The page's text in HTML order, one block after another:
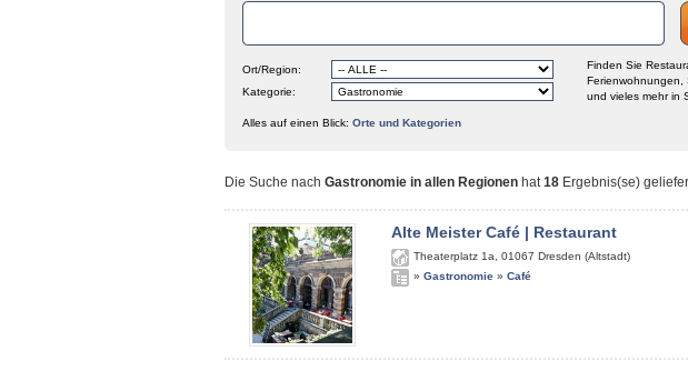
Ort/Region:
Kategorie:
Finden Sie
Ferienwohnungen,
und vieles mehr in
Alles auf einen Blick: Orte und Kategorien
Die Suche nach Gastronomie in allen Regionen hat18 Ergebnis(se)
Alte Meister Café | Restaurant
Theaterplatz 1a 01067 Dresden (Altstadt)
» Gastronomie » Café